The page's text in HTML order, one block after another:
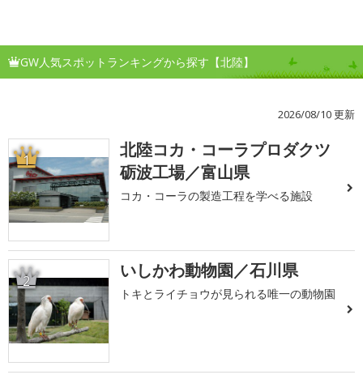
GW人気スポットランキングから探す【北陸】
2026/08/10 更新
1
北陸コカ・コーラプロダクツ
砺波工場／富山県
コカ・コーラの製造工程を学べる施設
2 いしかわ動物園／石川県
トキとライチョウが見られる唯一の動物園